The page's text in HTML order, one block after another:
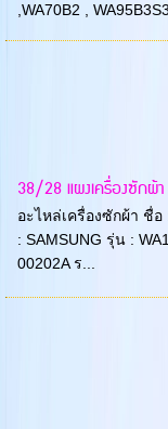
,WA70B2 ,
38/28 แผงเครื่องซักผ้
อะไหล่เครื่องซักผ้า ชื่อ
: SAMSUNG รุ่น :
00202A ร...